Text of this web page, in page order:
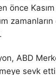
önce Kasım
zamanların
ABD
sevk